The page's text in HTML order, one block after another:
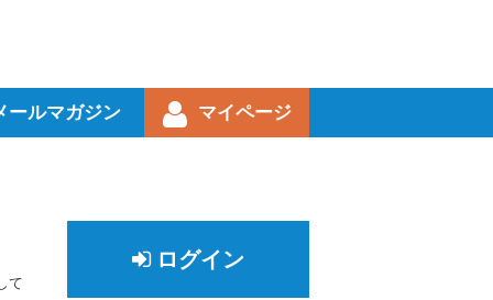
ールマガジン マイページ
て
ログイン